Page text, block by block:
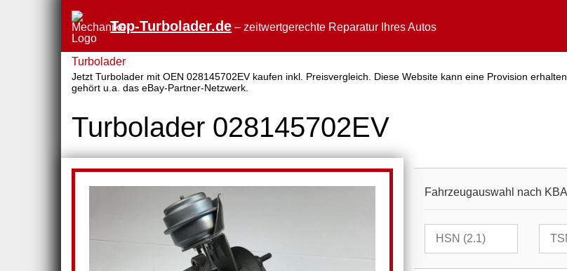
Top-Turbolader.de – zeitwertgerechte Reparatur Ihres Autos
Turbolader
Jetzt Turbolader mit OEN 028145702EV kaufen inkl. Preisvergleich. Diese Website kann eine Provision
gehört u.a. das eBay-Partner-Netzwerk.
Turbolader 028145702EV
Fahrzeugauswahl nach